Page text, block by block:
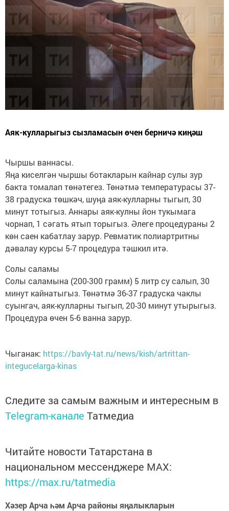
Аяк-кулларыгыз сызламасын өчен берничә киңәш
Чыршы ваннасы.
Яңа киселгән чыршы ботакларын кайнар сулы зур
бакта томалап төнәтегез. Төнәтмә температурасы 37-
38 градуска төшкәч, шуңа аяк-кулларны тыгып, 30
минут тотыгыз. Аннары аяк-кулны йон тукымага
чорнап, 1 сәгать ятып торыгыз. Әлеге процедураны 2
көн саен кабатлау зарур. Ревматик полиартритны
дәвалау курсы 5-7 процедура тәшкил итә.
Солы саламы
Солы саламына (200-300 грамм) 5 литр су салып, 30
минут кайнатыгыз. Төнәтмә 36-37 градуска чаклы
суынгач, аяк-кулларны тыгып, 20-30 минут утырыгыз.
Процедура өчен 5-6 ванна зарур.
Чыганак: https://bavly-tat.ru/news/kish/artrittan-
integucelarga-kinas
Следите за самым важным и интересным в
Telegram-канале Татмедиа
Читайте новости Татарстана в
национальном мессенджере MАХ:
https://max.ru/tatmedia
Хәзер Арча һәм Арча районы яңалыкларын